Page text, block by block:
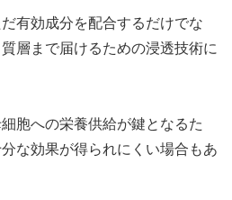
有効成分を配合するだけでな
層まで届けるための浸透技術に
胞への栄養供給が鍵となるた
な効果が得られにくい場合もあ